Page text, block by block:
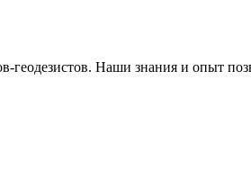
Наши знания и опыт